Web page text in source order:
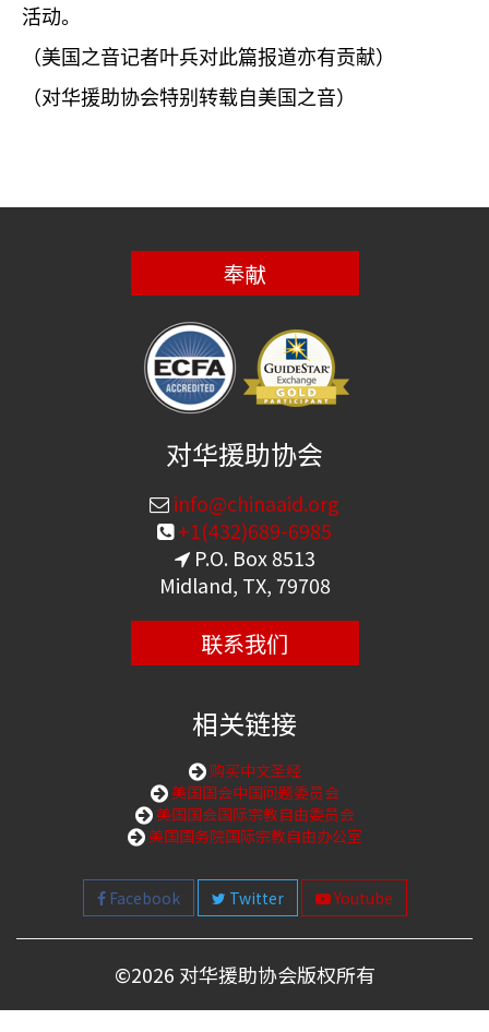
活动。
（美国之音记者叶兵对此篇报道亦有贡献）
（对华援助协会特别转载自美国之音）
奉献
对华援助协会
info@chinaaid.org
+1(432)689-6985
P.O. Box 8513
Midland, TX, 79708
联系我们
相关链接
购买中文圣经
美国国会中国问题委员会
美国国会国际宗教自由委员会
美国国务院国际宗教自由办公室
Facebook Twitter Youtube
©2026 对华援助协会版权所有